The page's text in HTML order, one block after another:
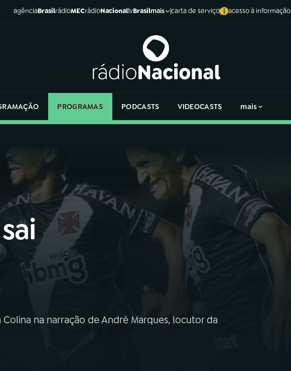
agênciaBrasilrádioMECrádioNacionaltvBrasilmais carta de serviço acesso à informação
PROGRAMAS PODCASTS VIDEOCASTS mais
na narração de André Marques, locutor da